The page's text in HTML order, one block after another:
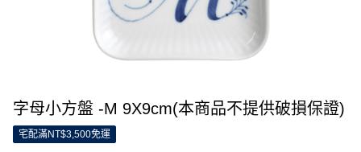
字母小方盤 -M 9X9cm(本商品不提供破損保證)
宅配滿NT$3,500免運